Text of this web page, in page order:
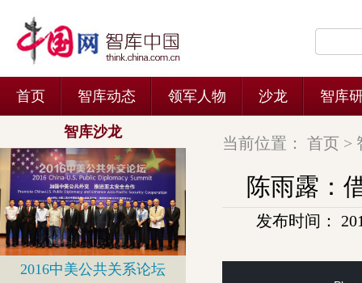
当前位置： 首页 >
陈雨露：
发布时间：